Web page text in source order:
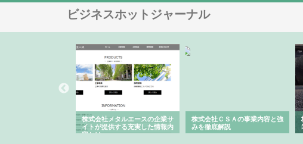
ビジネスホットジャーナル
株式会社メタルエースの企業サ
イトが提供する充実した情報内
株式会社ＣＳＡの事業内容と強
みを徹底解説
株式会社山形道路が手がけ
装工事と土木技術の全容